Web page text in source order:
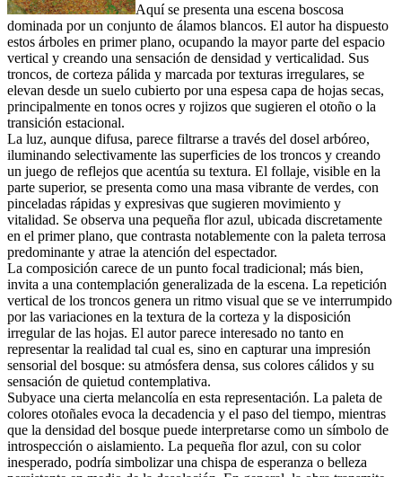
Aquí se presenta una escena boscosa
dominada por un conjunto de álamos blancos. El autor ha dispuesto
estos árboles en primer plano, ocupando la mayor parte del espacio
vertical y creando una sensación de densidad y verticalidad. Sus
troncos, de corteza pálida y marcada por texturas irregulares, se
elevan desde un suelo cubierto por una espesa capa de hojas secas,
principalmente en tonos ocres y rojizos que sugieren el otoño o la
transición estacional.
La luz, aunque difusa, parece filtrarse a través del dosel arbóreo,
iluminando selectivamente las superficies de los troncos y creando
un juego de reflejos que acentúa su textura. El follaje, visible en la
parte superior, se presenta como una masa vibrante de verdes, con
pinceladas rápidas y expresivas que sugieren movimiento y
vitalidad. Se observa una pequeña flor azul, ubicada discretamente
en el primer plano, que contrasta notablemente con la paleta terrosa
predominante y atrae la atención del espectador.
La composición carece de un punto focal tradicional; más bien,
invita a una contemplación generalizada de la escena. La repetición
vertical de los troncos genera un ritmo visual que se ve interrumpido
por las variaciones en la textura de la corteza y la disposición
irregular de las hojas. El autor parece interesado no tanto en
representar la realidad tal cual es, sino en capturar una impresión
sensorial del bosque: su atmósfera densa, sus colores cálidos y su
sensación de quietud contemplativa.
Subyace una cierta melancolía en esta representación. La paleta de
colores otoñales evoca la decadencia y el paso del tiempo, mientras
que la densidad del bosque puede interpretarse como un símbolo de
introspección o aislamiento. La pequeña flor azul, con su color
inesperado, podría simbolizar una chispa de esperanza o belleza